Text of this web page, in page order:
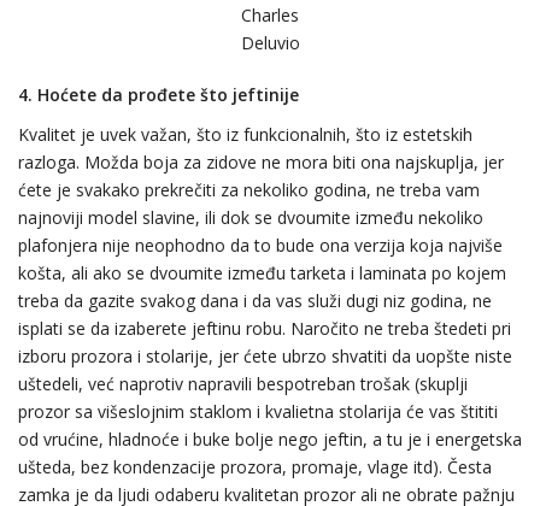
Charles
Deluvio
4. Hoćete da prođete što jeftinije
Kvalitet je uvek važan, što iz funkcionalnih, što iz estetskih
razloga. Možda boja za zidove ne mora biti ona najskuplja, jer
ćete je svakako prekrečiti za nekoliko godina, ne treba vam
najnoviji model slavine, ili dok se dvoumite između nekoliko
plafonjera nije neophodno da to bude ona verzija koja najviše
košta, ali ako se dvoumite između tarketa i laminata po kojem
treba da gazite svakog dana i da vas služi dugi niz godina, ne
isplati se da izaberete jeftinu robu. Naročito ne treba štedeti pri
izboru prozora i stolarije, jer ćete ubrzo shvatiti da uopšte niste
uštedeli, već naprotiv napravili bespotreban trošak (skuplji
prozor sa višeslojnim staklom i kvalietna stolarija će vas štititi
od vrućine, hladnoće i buke bolje nego jeftin, a tu je i energetska
ušteda, bez kondenzacije prozora, promaje, vlage itd). Česta
zamka je da ljudi odaberu kvalitetan prozor ali ne obrate pažnju